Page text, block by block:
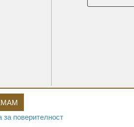
за поверителност
2026 Ксениум ООД. Всички права запазени.